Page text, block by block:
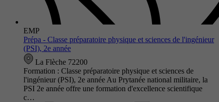
EMP
Prépa - Classe préparatoire physique et sciences de l'ingénieur
(PSI), 2e année
La Flèche 72200
Formation : Classe préparatoire physique et sciences de
l'ingénieur (PSI), 2e année Au Prytanée national militaire, la
PSI 2e année offre une formation d'excellence scientifique
c…